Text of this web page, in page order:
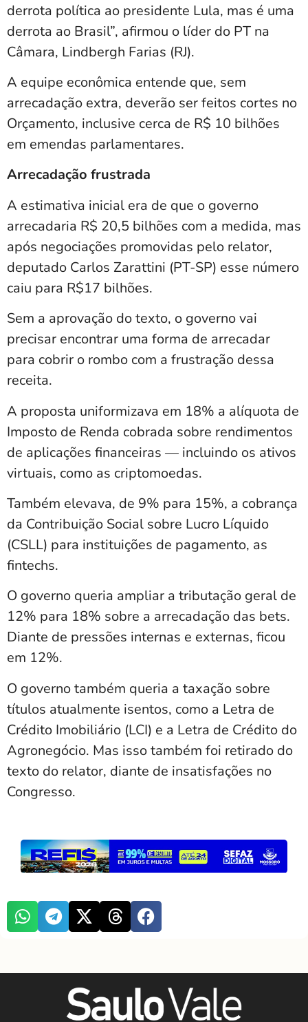
derrota política ao presidente Lula, mas é uma
derrota ao Brasil”, afirmou o líder do PT na
Câmara, Lindbergh Farias (RJ).
A equipe econômica entende que, sem
arrecadação extra, deverão ser feitos cortes no
Orçamento, inclusive cerca de R$ 10 bilhões
em emendas parlamentares.
Arrecadação frustrada
A estimativa inicial era de que o governo
arrecadaria R$ 20,5 bilhões com a medida, mas
após negociações promovidas pelo relator,
deputado Carlos Zarattini (PT-SP) esse número
caiu para R$17 bilhões.
Sem a aprovação do texto, o governo vai
precisar encontrar uma forma de arrecadar
para cobrir o rombo com a frustração dessa
receita.
A proposta uniformizava em 18% a alíquota de
Imposto de Renda cobrada sobre rendimentos
de aplicações financeiras — incluindo os ativos
virtuais, como as criptomoedas.
Também elevava, de 9% para 15%, a cobrança
da Contribuição Social sobre Lucro Líquido
(CSLL) para instituições de pagamento, as
fintechs.
O governo queria ampliar a tributação geral de
12% para 18% sobre a arrecadação das bets.
Diante de pressões internas e externas, ficou
em 12%.
O governo também queria a taxação sobre
títulos atualmente isentos, como a Letra de
Crédito Imobiliário (LCI) e a Letra de Crédito do
Agronegócio. Mas isso também foi retirado do
texto do relator, diante de insatisfações no
Congresso.